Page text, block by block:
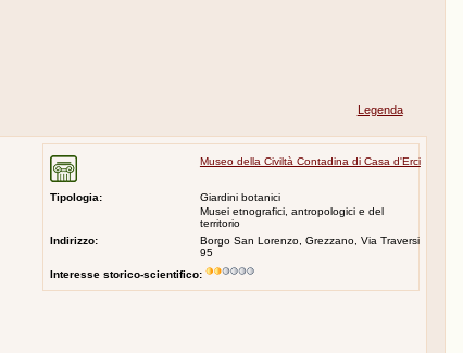
Legenda
Museo della Civiltà Contadina di Casa d'Erci
Tipologia:
Giardini botanici
Musei etnografici, antropologici e del
territorio
Indirizzo:
Borgo San Lorenzo, Grezzano, Via Traversi
95
Interesse storico-scientifico: